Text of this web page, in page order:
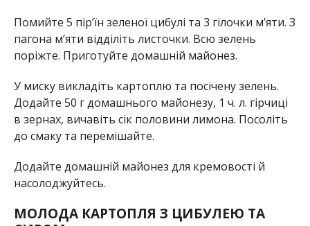
Помийте 5 пір’їн зеленої цибулі та 3 гілочки м’яти. З
пагона м’яти відділіть листочки. Всю зелень
поріжте. Приготуйте домашній майонез.
У миску викладіть картоплю та посічену зелень.
Додайте 50 г домашнього майонезу, 1 ч. л. гірчиці
в зернах, вичавіть сік половини лимона. Посоліть
до смаку та перемішайте.
Додайте домашній майонез для кремовості й
насолоджуйтесь.
МОЛОДА КАРТОПЛЯ З ЦИБУЛЕЮ ТА